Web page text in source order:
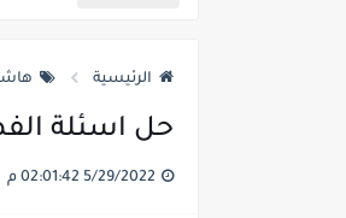
الرئيسية
حل اسئلة